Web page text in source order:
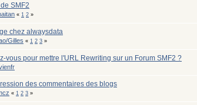
SMF2
« 1 2 »
chez alwaysdata
Gilles « 1 2 3 »
vous pour mettre l'URL Rewriting sur un Forum SMF2 ?
des commentaires des blogs
« 1 2 3 »